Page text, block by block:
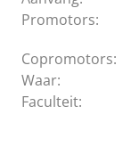
Promotors:
Copromotors:
Waar:
Faculteit: